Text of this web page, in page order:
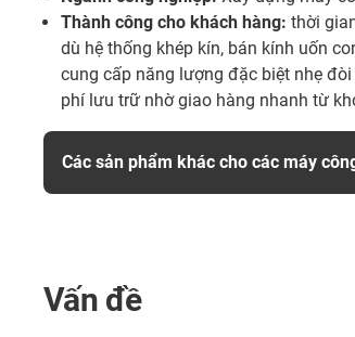
Thành công cho khách hàng: thời
dù hệ thống khép kín, bán kính uốn
cung cấp năng lượng đặc biệt nhẹ
phí lưu trữ nhờ giao hàng nhanh từ
Các sản phẩm khác cho các máy
Vấn đề